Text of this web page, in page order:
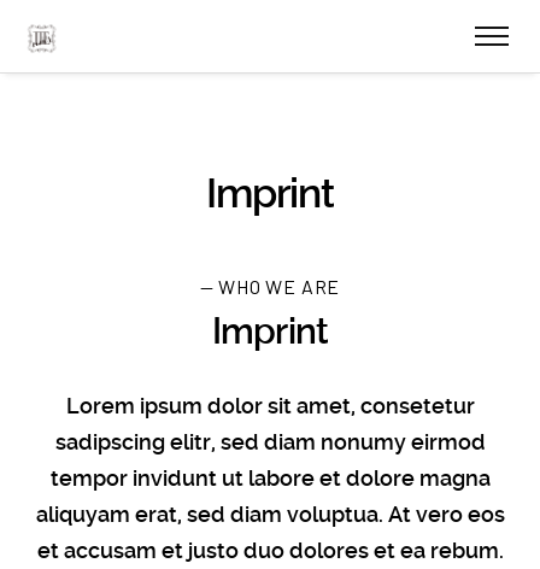
Imprint
— WHO WE ARE
Imprint
Lorem ipsum dolor sit amet, consetetur
sadipscing elitr, sed diam nonumy eirmod
tempor invidunt ut labore et dolore magna
aliquyam erat, sed diam voluptua. At vero eos
et accusam et justo duo dolores et ea rebum.